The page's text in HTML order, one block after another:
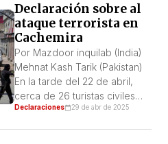
Cachemira, se presentó como
el cambio que traería una paz
duradera a Cachemira, a la
que pronto seguiría la
prosperidad. En cambio,
convirtió Cachemira […]
Declaración sobre al
ataque terrorista en
Cachemira
Por Mazdoor inquilab (India)
Mehnat Kash Tarik (Pakistan)
En la tarde del 22 de abril,
cerca de 26 turistas civiles
fueron asesinados a tiros por
Declaraciones 29 de abr de 2025